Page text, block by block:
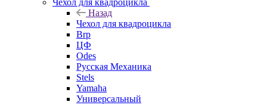
Чехол для квадроцикла
Назад
Чехол для квадроцикла
Brp
ЦФ
Odes
Русская Механика
Stels
Yamaha
Универсальный